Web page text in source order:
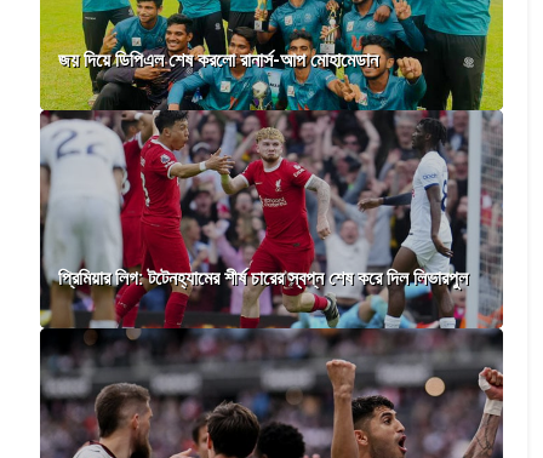
জয় দিয়ে ডিপিএল শেষ করলো রানার্স-আপ মোহামেডান
প্রিমিয়ার লিগ: টটেনহ্যামের শীর্ষ চারের স্বপ্ন শেষ করে দিল লিভারপুল